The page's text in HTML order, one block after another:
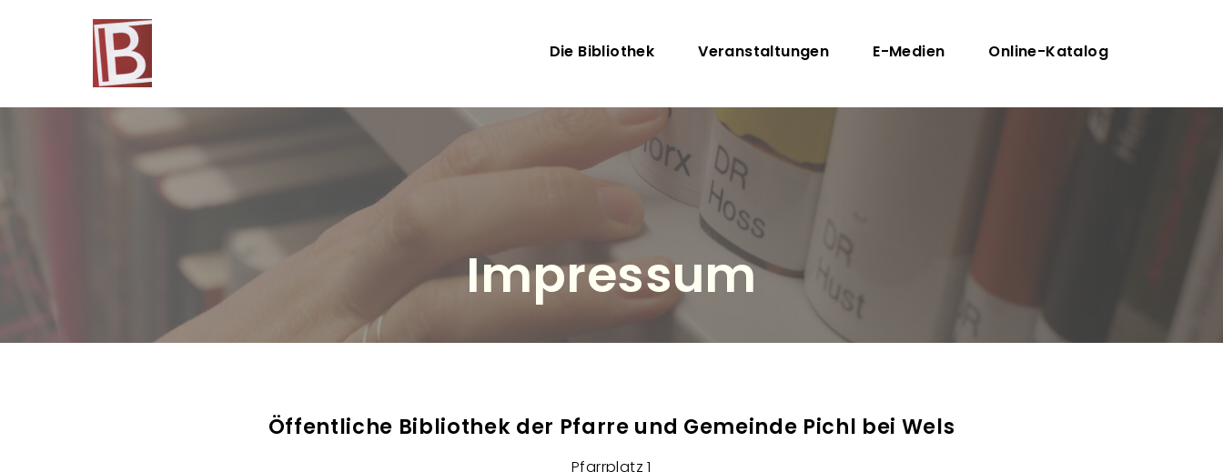
Hauptnavigation
Die Bibliothek Veranstaltungen E-Medien Online-Katalog
Impressum
Öffentliche Bibliothek der Pfarre und Gemeinde Pichl bei Wels
Pfarrplatz 1